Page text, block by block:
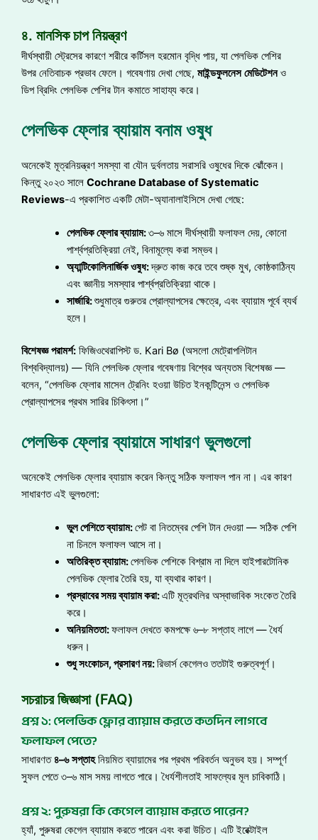
৪. মানসিক চাপ নিয়ন্ত্রণ
দীর্ঘস্থায়ী স্ট্রেসের কারণে শরীরে কর্টিসল হরমোন বৃদ্ধি পায়, যা পেলভিক পেশির
উপর নেতিবাচক প্রভাব ফেলে। গবেষণায় দেখা গেছে, মাইন্ডফুলনেস মেডিটেশনও
ডিপ ব্রিদিং পেলভিক পেশির টান কমাতে সাহায্য করে।
পেলভিক ফ্লোর ব্যায়াম বনাম ওষুধ
অনেকেই মূত্রনিয়ন্ত্রণ সমস্যা বা যৌন দুর্বলতায় সরাসরি ওষুধের দিকে ঝোঁকেন।
কিন্তু ২০২৩ সালে Cochrane Database of Systematic
Reviews-এ প্রকাশিত একটি মেটা-অ্যানালাইসিসে দেখা গেছে:
পেলভিকফ্লোরব্যায়াম:৩–৬ মাসে দীর্ঘস্থায়ী ফলাফল দেয়, কোনো
পার্শ্বপ্রতিক্রিয়া নেই, বিনামূল্যে করা সম্ভব।
অ্যান্টিকোলিনার্জিকওষুধ:দ্রুত কাজ করে তবে শুষ্ক মুখ, কোষ্ঠকাঠিন্য
এবং জ্ঞানীয় সমস্যার পার্শ্বপ্রতিক্রিয়া থাকে।
সার্জারি:শুধুমাত্র গুরুতর প্রোল্যাপসের ক্ষেত্রে, এবং ব্যায়াম পূর্বে ব্যর্থ
হলে।
বিশেষজ্ঞ পরামর্শ: ফিজিওথেরাপিস্ট ড. Kari Bø (অসলো মেট্রোপলিটান
বিশ্ববিদ্যালয়) — যিনি পেলভিক ফ্লোর গবেষণায় বিশ্বের অন্যতম বিশেষজ্ঞ —
বলেন, “পেলভিক ফ্লোর মাসেল ট্রেনিং হওয়া উচিত ইনকন্টিনেন্স ও পেলভিক
প্রোল্যাপসের প্রথম সারির চিকিৎসা।”
পেলভিক ফ্লোর ব্যায়ামে সাধারণ ভুলগুলো
অনেকেই পেলভিক ফ্লোর ব্যায়াম করেন কিন্তু সঠিক ফলাফল পান না। এর কারণ
সাধারণত এই ভুলগুলো:
ভুলপেশিতেব্যায়াম:পেট বা নিতম্বের পেশি টান দেওয়া — সঠিক পেশি
না চিনলে ফলাফল আসে না।
অতিরিক্তব্যায়াম:পেলভিক পেশিকে বিশ্রাম না দিলে হাইপারটোনিক
পেলভিক ফ্লোর তৈরি হয়, যা ব্যথার কারণ।
প্রস্রাবেরসময়ব্যায়ামকরা:এটি মূত্রথলির অস্বাভাবিক সংকেত তৈরি
করে।
অনিয়মিততা:ফলাফল দেখতে কমপক্ষে ৬–৮ সপ্তাহ লাগে — ধৈর্য
ধরুন।
শুধুসংকোচন,প্রসারণনয়:রিভার্স কেগেলও ততটাই গুরুত্বপূর্ণ।
সচরাচর জিজ্ঞাসা (FAQ)
প্রশ্ন ১: পেলভিক ফ্লোর ব্যায়াম করতে কতদিন লাগবে
ফলাফল পেতে?
সাধারণত ৪–৬ সপ্তাহনিয়মিত ব্যায়ামের পর প্রথম পরিবর্তন অনুভব হয়। সম্পূর্ণ
সুফল পেতে ৩–৬ মাস সময় লাগতে পারে। ধৈর্যশীলতাই সাফল্যের মূল চাবিকাঠি।
প্রশ্ন ২: পুরুষরা কি কেগেল ব্যায়াম করতে পারেন?
হ্যাঁ, পুরুষরা কেগেল ব্যায়াম করতে পারেন এবং করা উচিত। এটি ইরেক্টাইল